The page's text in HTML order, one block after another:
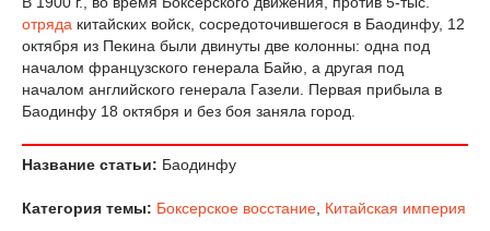
отряда китайских войск, сосредоточившегося в Баодинфу, 12
октября из Пекина были двинуты две колонны: одна под
началом французского генерала Байю, а другая под
началом английского генерала Газели. Первая прибыла в
Баодинфу 18 октября и без боя заняла город.
Название статьи: Баодинфу
Категория темы: Боксерское восстание Китайская империя